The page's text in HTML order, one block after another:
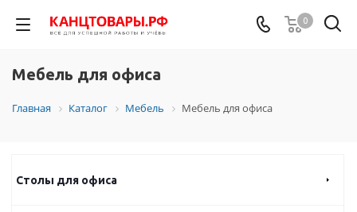
0
Мебель для офиса
Главная Каталог Мебель Мебель для офиса
Столы для офиса